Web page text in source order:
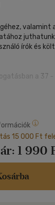
valamint
juthatunk
írók és
a 37 -
75 versében
a
a 20. század
A
15 000 Ft
1 990